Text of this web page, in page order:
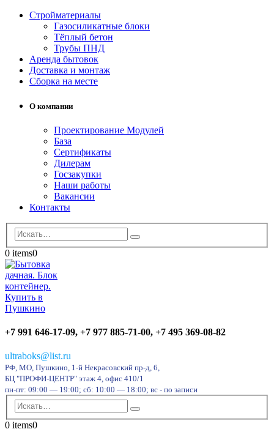
Стройматериалы
Газосиликатные блоки
Тёплый бетон
Трубы ПНД
Аренда бытовок
Доставка и монтаж
Сборка на месте
О компании
Проектирование Модулей
База
Сертификаты
Дилерам
Госзакупки
Наши работы
Вакансии
Контакты
0 items0
+7 991 646-17-09, +7 977 885-71-00, +7 495 369-08-82
ultraboks@list.ru
РФ, МО, Пушкино, 1-й Некрасовский пр-д, 6,
БЦ "ПРОФИ-ЦЕНТР" этаж 4, офис 410/1
пн-пт: 09:00 — 19:00; сб: 10:00 — 18:00; вс - по записи
0 items0